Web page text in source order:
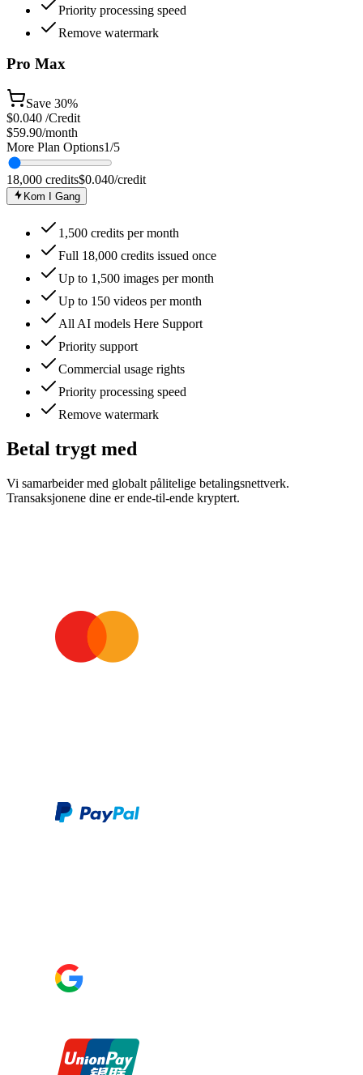
Priority processing speed
Remove watermark
Pro Max
Save 30%
$0.040 /Credit
$59.90/month
More Plan Options1/5
18,000 credits$0.040/credit
Kom I Gang
1,500 credits per month
Full 18,000 credits issued once
Up to 1,500 images per month
Up to 150 videos per month
All AI models Here Support
Priority support
Commercial usage rights
Priority processing speed
Remove watermark
Betal trygt med
Vi samarbeider med globalt pålitelige betalingsnettverk.
Transaksjonene dine er ende-til-ende kryptert.